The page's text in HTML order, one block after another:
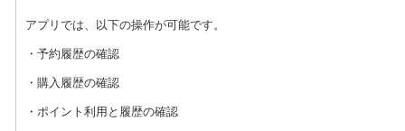
アプリでは、以下の操作が可能です。
・予約履歴の確認
・購入履歴の確認
・ポイント利用と履歴の確認